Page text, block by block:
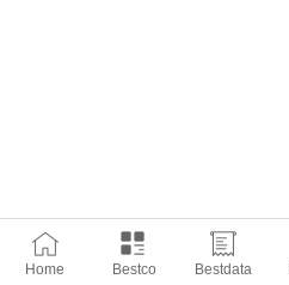
Home Bestco Bestdata